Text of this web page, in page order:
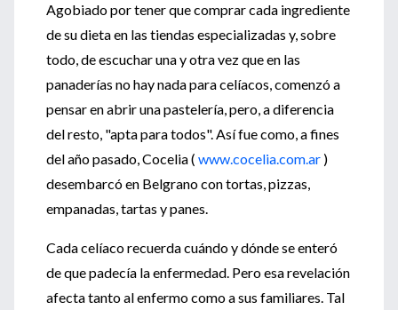
Agobiado por tener que comprar cada ingrediente
de su dieta en las tiendas especializadas y, sobre
todo, de escuchar una y otra vez que en las
panaderías no hay nada para celíacos, comenzó a
pensar en abrir una pastelería, pero, a diferencia
del resto, "apta para todos". Así fue como, a fines
del año pasado, Cocelia ( www.cocelia.com.ar )
desembarcó en Belgrano con tortas, pizzas,
empanadas, tartas y panes.
Cada celíaco recuerda cuándo y dónde se enteró
de que padecía la enfermedad. Pero esa revelación
afecta tanto al enfermo como a sus familiares. Tal